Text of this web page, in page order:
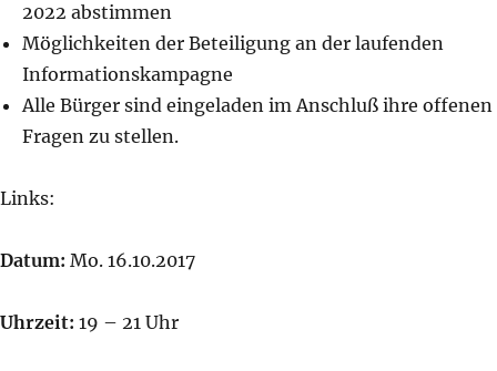
2022 abstimmen
Möglichkeiten der Beteiligung an der laufenden
Informationskampagne
Alle Bürger sind eingeladen im Anschluß ihre offenen
Fragen zu stellen.
Links:
Datum: Mo. 16.10.2017
Uhrzeit: 19 – 21 Uhr